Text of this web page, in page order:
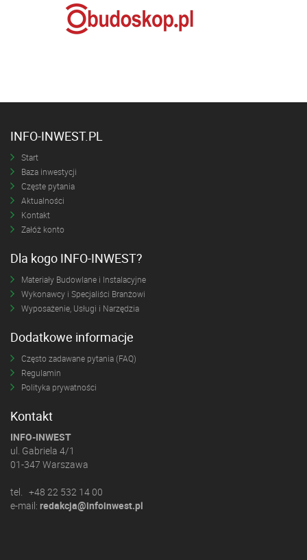
INFO-INWEST.PL
Start
Baza inwestycji
Częste pytania
Aktualności
Kontakt
Załóż konto
Dla kogo INFO-INWEST?
Materiały Budowlane i Instalacyjne
Wykonawcy i Specjaliści Branżowi
Wyposażenie, Usługi i Narzędzia
Dodatkowe informacje
Często zadawane pytania (FAQ)
Regulamin
Polityka prywatności
Kontakt
INFO-INWEST
ul. Gabriela 4/1
01-347 Warszawa
tel. +48 22 532 14 00
e-mail: redakcja@infoinwest.pl